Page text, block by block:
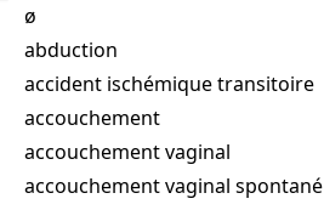
ø
abduction
accident ischémique transitoire
accouchement
accouchement vaginal
accouchement vaginal spontané